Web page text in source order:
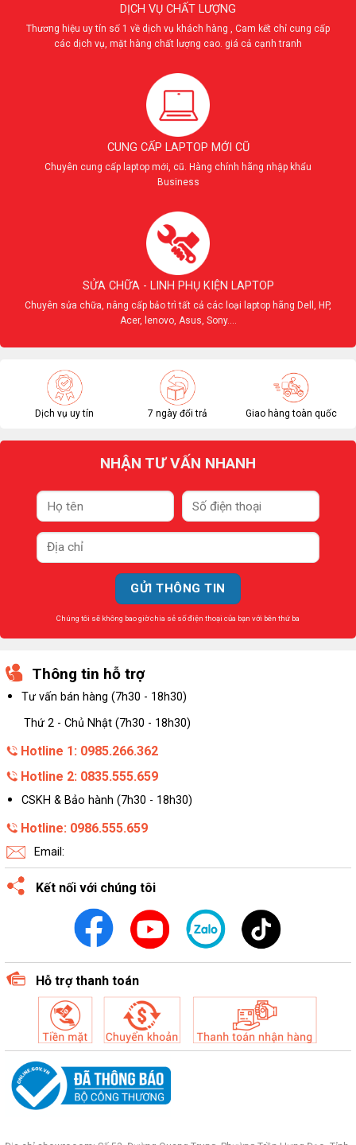
DỊCH VỤ CHẤT LƯỢNG
Thương hiệu uy tín số 1 về dịch vụ khách hàng , Cam kết chỉ cung cấp
các dịch vụ, mặt hàng chất lượng cao. giá cả cạnh tranh
CUNG CẤP LAPTOP MỚI CŨ
Chuyên cung cấp laptop mới, cũ. Hàng chính hãng nhập khẩu
Business
SỬA CHỮA - LINH PHỤ KIỆN LAPTOP
Chuyên sửa chữa, nâng cấp bảo trì tất cả các loại laptop hãng Dell, HP,
Acer, lenovo, Asus, Sony....
Dịch vụ uy tín 7 ngày đổi trả Giao hàng toàn quốc
NHẬN TƯ VẤN NHANH
Chúng tôi sẽ không bao giờ chia sẻ số điện thoại của bạn với bên thứ ba
Thông tin hỗ trợ
Tư vấn bán hàng (7h30 - 18h30)
Thứ 2 - Chủ Nhật (7h30 - 18h30)
Hotline 1: 0985.266.362
Hotline 2: 0835.555.659
CSKH & Bảo hành (7h30 - 18h30)
Hotline: 0986.555.659
Email:
Kết nối với chúng tôi
Hỗ trợ thanh toán